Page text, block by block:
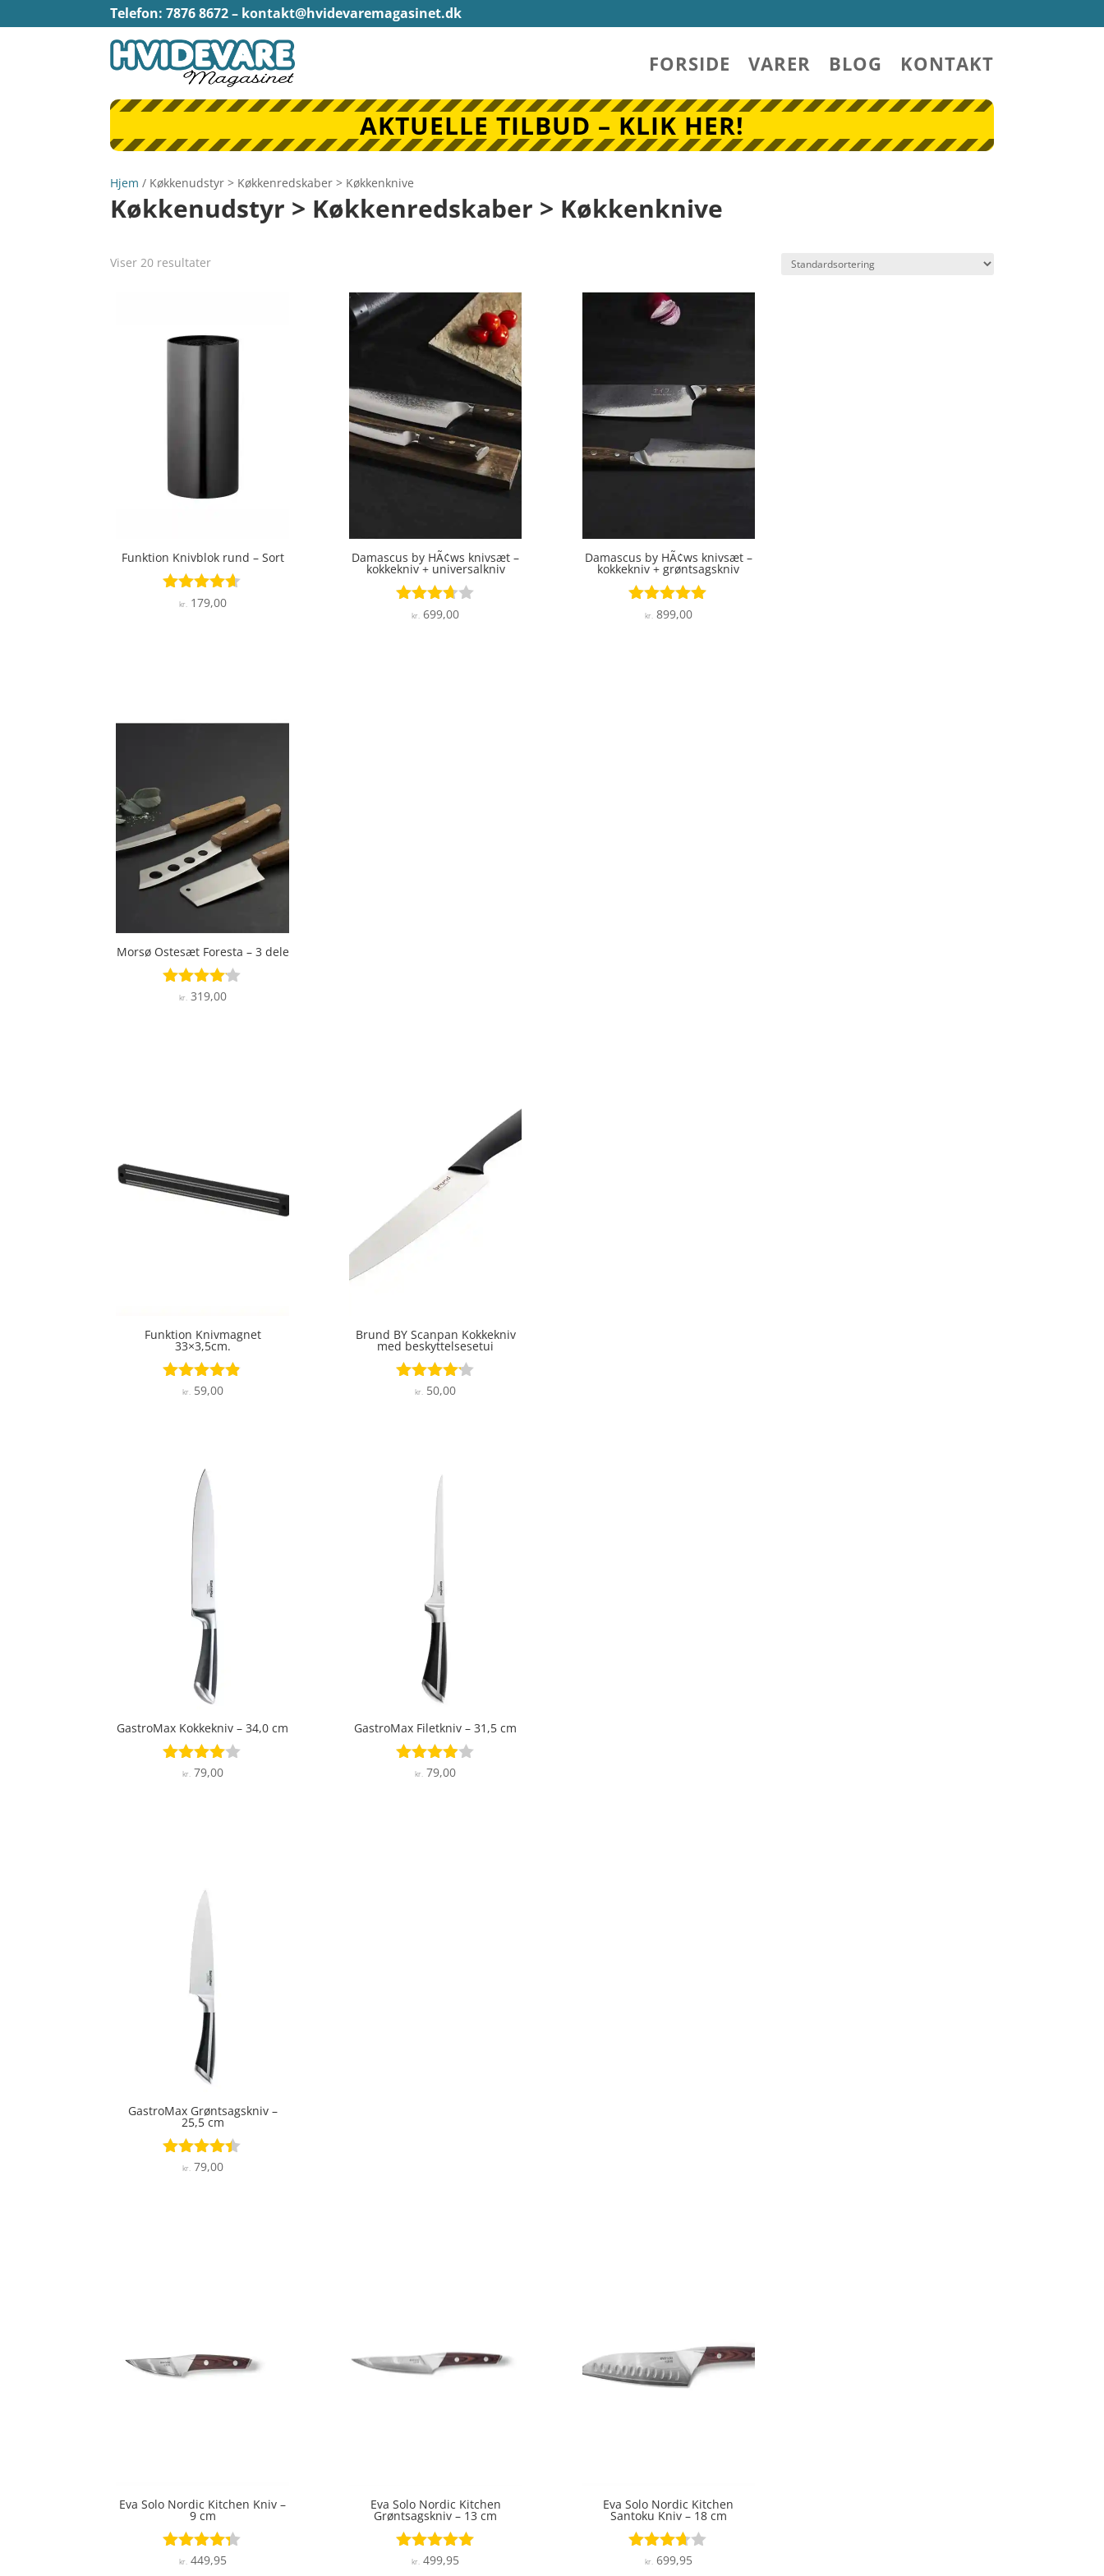
Telefon: 7876 8672 – kontakt@hvidevaremagasinet.dk
FORSIDE VARER BLOG KONTAKT
AKTUELLE TILBUD – KLIK HER!
Hjem / Køkkenudstyr > Køkkenredskaber > Køkkenknive
Køkkenudstyr > Køkkenredskaber > Køkkenknive
Viser 20 resultater
Funktion Knivblok rund – Sort
Vurderet
kr.179,00
Damascus by HÃ¢ws knivsæt –
kokkekniv + universalkniv
Vurderet
kr. 699,00
Damascus by HÃ¢ws knivsæt –
kokkekniv + grøntsagskniv
Vurderet
kr.899,00
Morsø Ostesæt Foresta – 3 dele
Vurderet
kr.319,00
Funktion Knivmagnet
33×3,5cm.
Vurderet
kr.59,00
Brund BY Scanpan Kokkekniv
med beskyttelsesetui
Vurderet
kr. 50,00
GastroMax Kokkekniv – 34,0 cm
Vurderet
kr.79,00
GastroMax Filetkniv – 31,5 cm
Vurderet
kr. 79,00
GastroMax Grøntsagskniv –
25,5 cm
Vurderet
kr.79,00
Eva Solo Nordic Kitchen Kniv –
9 cm
Vurderet
kr.449,95
Eva Solo Nordic Kitchen
Grøntsagskniv – 13 cm
Vurderet
kr. 499,95
Eva Solo Nordic Kitchen
Santoku Kniv – 18 cm
Vurderet
kr.699,95